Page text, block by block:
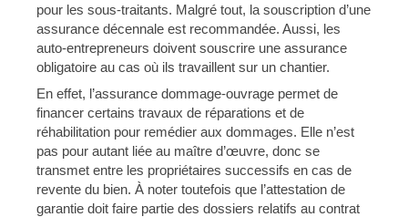
pour les sous-traitants. Malgré tout, la souscription d’une
assurance décennale est recommandée. Aussi, les
auto-entrepreneurs doivent souscrire une assurance
obligatoire au cas où ils travaillent sur un chantier.
En effet, l’assurance dommage-ouvrage permet de
financer certains travaux de réparations et de
réhabilitation pour remédier aux dommages. Elle n’est
pas pour autant liée au maître d’œuvre, donc se
transmet entre les propriétaires successifs en cas de
revente du bien. À noter toutefois que l’attestation de
garantie doit faire partie des dossiers relatifs au contrat